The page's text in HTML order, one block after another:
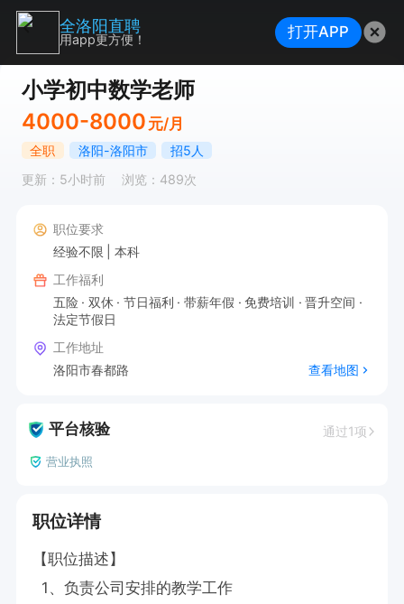
小学初中数学老师
4000-8000 元/月
全职 洛阳-洛阳市
招5人
更新：5小时前
浏览：489次
职位要求
经验不限
本科
工作福利
五险
双休 节日福利 带薪年假 免费培训
晋升空间
法定节假日
工作地址
洛阳市春都路
查看地图
平台核验 通过1项
营业执照
职位详情
【职位描述】
  1、负责公司安排的教学工作
全洛阳直聘
用app更方便！ 打开APP